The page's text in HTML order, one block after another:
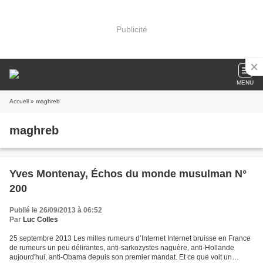
Publicité
MENU
Accueil » maghreb
maghreb
Yves Montenay, Échos du monde musulman N°
200
Publié le 26/09/2013 à 06:52
Par Luc Colles
25 septembre 2013 Les milles rumeurs d’Internet Internet bruisse en France
de rumeurs un peu délirantes, anti-sarkozystes naguère, anti-Hollande
aujourd'hui, anti-Obama depuis son premier mandat. Et ce que voit un